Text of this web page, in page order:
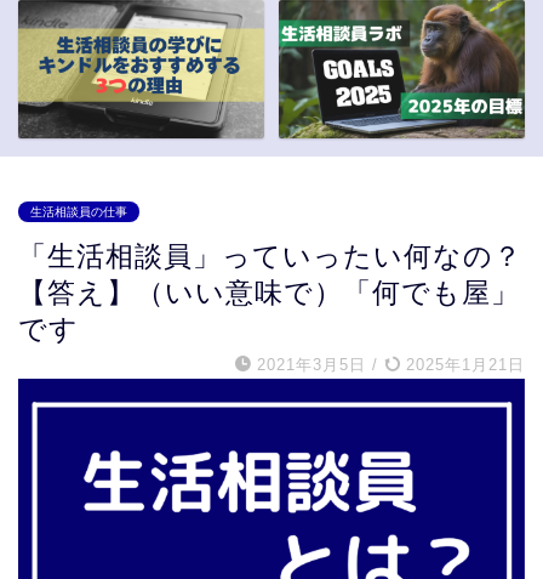
生活相談員の仕事
「生活相談員」っていったい何なの？
【答え】（いい意味で）「何でも屋」
です
2021年3月5日 / 2025年1月21日